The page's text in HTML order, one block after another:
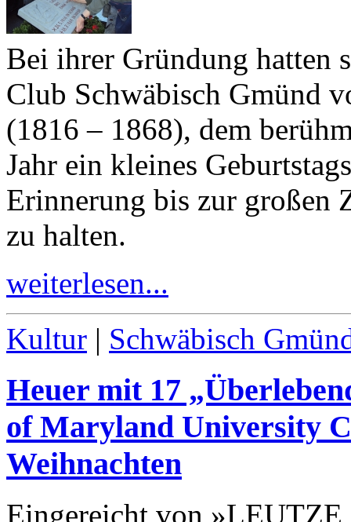
Bei ihrer Gründung hatten
Club Schwäbisch Gmünd
(1816 – 1868), dem
Jahr ein kleines
Erinnerung bis zur großen
zu halten.
weiterlesen...
Kultur | Schwäbisch
Heuer mit 17
of Maryland University
Weihnachten
Eingereicht von »LEUTZE